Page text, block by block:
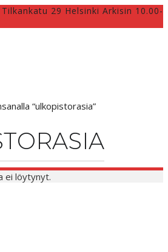
29 Helsinki Arkisin 10.00-
“ulkopistorasia”
ei löytynyt.